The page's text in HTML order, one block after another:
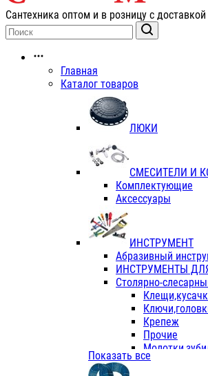
Сантехника оптом и в розницу с
Главная
Каталог товаров
ЛЮКИ
СМЕСИТЕЛИ И
Комплектующие
Аксессуары
ИНСТРУМЕНТ
Абразивный
ИНСТРУМЕНТЫ
Столярно-
Крепеж
Прочие
Показать все